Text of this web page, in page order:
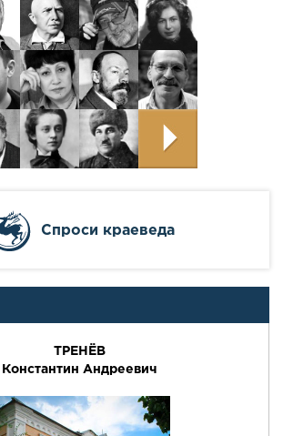
Cпроси краеведа
ТРЕНЁВ
Константин Андреевич